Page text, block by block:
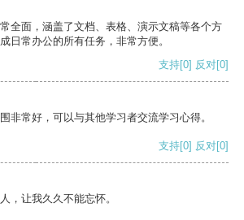
全面，涵盖了文档、表格、演示文稿等各个方
日常办公的所有任务，非常方便。
支持[0] 反对[0]
非常好，可以与其他学习者交流学习心得。
支持[0] 反对[0]
，让我久久不能忘怀。